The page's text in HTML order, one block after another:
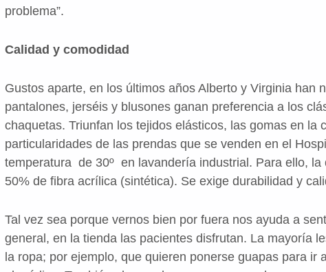
problema”.
Calidad y comodidad
Gustos aparte, en los últimos años Alberto y Virginia han
pantalones, jerséis y blusones ganan preferencia a los
chaquetas. Triunfan los tejidos elásticos, las gomas en la
particularidades de las prendas que se venden en el
temperatura de 30º en lavandería industrial. Para ello,
50% de fibra acrílica (sintética). Se exige durabilidad y
Tal vez sea porque vernos bien por fuera nos ayuda a
general, en la tienda las pacientes disfrutan. La mayoría
la ropa; por ejemplo, que quieren ponerse guapas para